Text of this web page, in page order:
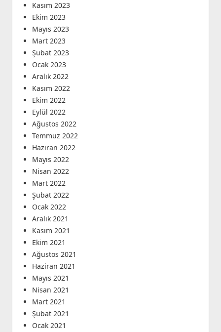
Kasım 2023
Ekim 2023
Mayıs 2023
Mart 2023
Şubat 2023
Ocak 2023
Aralık 2022
Kasım 2022
Ekim 2022
Eylül 2022
Ağustos 2022
Temmuz 2022
Haziran 2022
Mayıs 2022
Nisan 2022
Mart 2022
Şubat 2022
Ocak 2022
Aralık 2021
Kasım 2021
Ekim 2021
Ağustos 2021
Haziran 2021
Mayıs 2021
Nisan 2021
Mart 2021
Şubat 2021
Ocak 2021